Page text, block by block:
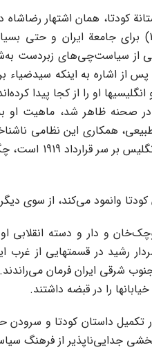
شناخته شده بود. واقعیت این است که او تا روز
از سیاست‌چی‌های زبردست
پس از اشاره به اینکه
او را از کجا پیدا
ظاهر شد، ماهیت او به
طبیعی، همکاری این نظامی
این پرسش جدی
وانمود می‌کند، از سوی
و دار و دسته انقلابی او
رشید در قسمتهایی از غرب
شرقی ایران فرمان
را در قبضه داشتند.
داستان کودتا و
جدایی‌ناپذیر از فرهنگ